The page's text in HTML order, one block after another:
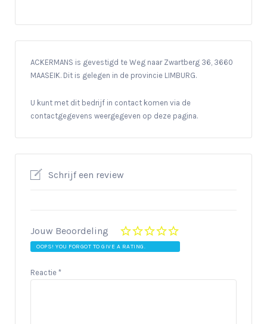
ACKERMANS is gevestigd te Weg naar Zwartberg 36, 3660
MAASEIK. Dit is gelegen in de provincie LIMBURG.
U kunt met dit bedrijf in contact komen via de
contactgegevens weergegeven op deze pagina.
Schrijf een review
Jouw Beoordeling
OOPS! YOU FORGOT TO GIVE A RATING.
Reactie *